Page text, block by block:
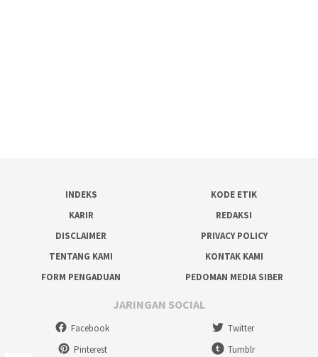
INDEKS
KODE ETIK
KARIR
REDAKSI
DISCLAIMER
PRIVACY POLICY
TENTANG KAMI
KONTAK KAMI
FORM PENGADUAN
PEDOMAN MEDIA SIBER
JARINGAN SOCIAL
Facebook
Twitter
Pinterest
Tumblr